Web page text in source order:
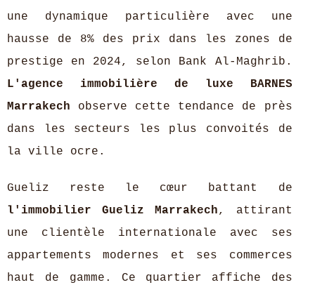
une dynamique particulière avec une
hausse de 8% des prix dans les zones de
prestige en 2024, selon Bank Al-Maghrib.
L'agence immobilière de luxe BARNES
Marrakech observe cette tendance de près
dans les secteurs les plus convoités de
la ville ocre.
Gueliz reste le cœur battant de
l'immobilier Gueliz Marrakech, attirant
une clientèle internationale avec ses
appartements modernes et ses commerces
haut de gamme. Ce quartier affiche des